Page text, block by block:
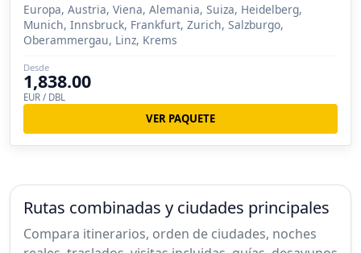
Europa, Austria, Viena, Alemania, Suiza, Heidelberg,
Munich, Innsbruck, Frankfurt, Zurich, Salzburgo,
Oberammergau, Linz, Krems
Desde
1,838.00
EUR / DBL
VER PAQUETE
Rutas combinadas y ciudades principales
Compara itinerarios, orden de ciudades, noches